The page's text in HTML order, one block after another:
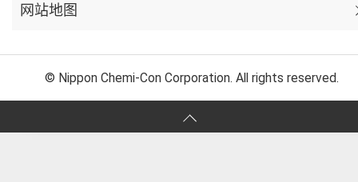
网站地图
© Nippon Chemi-Con Corporation. All rights reserved.